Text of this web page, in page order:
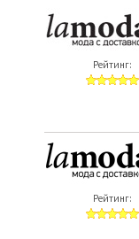
Рейтинг:
Рейтинг: